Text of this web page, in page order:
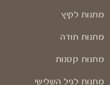
מתנות לקיץ
מתנות תודה
מתנות קטנות
מתנות לגיל השלישי